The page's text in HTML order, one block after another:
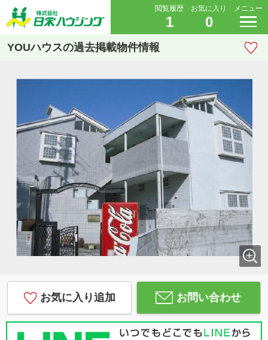
閲覧履歴
1
お気に入り
0
メニュー
YOUハウスの過去掲載物件情報
お気に入り追加 お問い合わせ